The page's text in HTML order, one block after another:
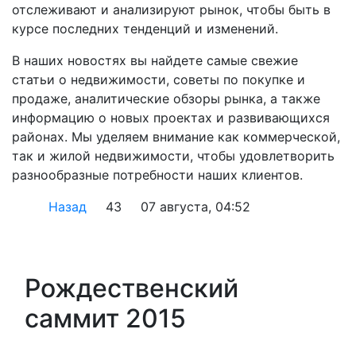
отслеживают и анализируют рынок, чтобы быть в
курсе последних тенденций и изменений.
В наших новостях вы найдете самые свежие
статьи о недвижимости, советы по покупке и
продаже, аналитические обзоры рынка, а также
информацию о новых проектах и развивающихся
районах. Мы уделяем внимание как коммерческой,
так и жилой недвижимости, чтобы удовлетворить
разнообразные потребности наших клиентов.
Назад
43 07 августа, 04:52
Рождественский
саммит 2015